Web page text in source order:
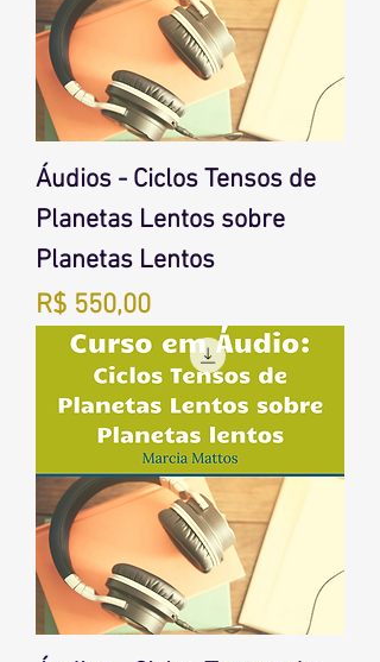
Áudios - Ciclos Tensos de
Planetas Lentos sobre
Planetas Lentos
Preço
R$ 550,00